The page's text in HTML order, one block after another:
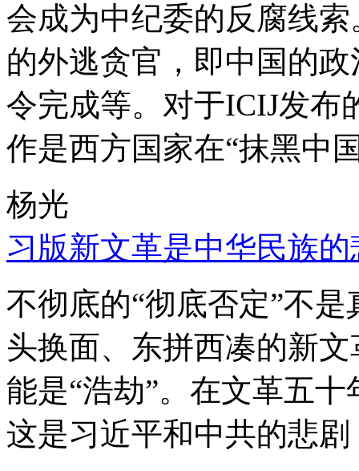
会成为中纪委的反腐线
的外逃贪官，即中国的
令完成等。对于ICIJ发布
作是西方国家在“抹黑中
杨光
习版新文革是中华民族的
不彻底的“彻底否定”不
头换面、东拼西凑的新
能是“浩劫”。在文革五
这是习近平和中共的悲